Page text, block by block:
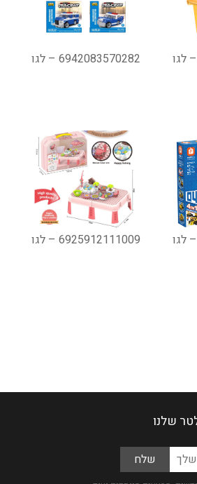
6942083570282 – לגו
6925912111009 – לגו
שלנו